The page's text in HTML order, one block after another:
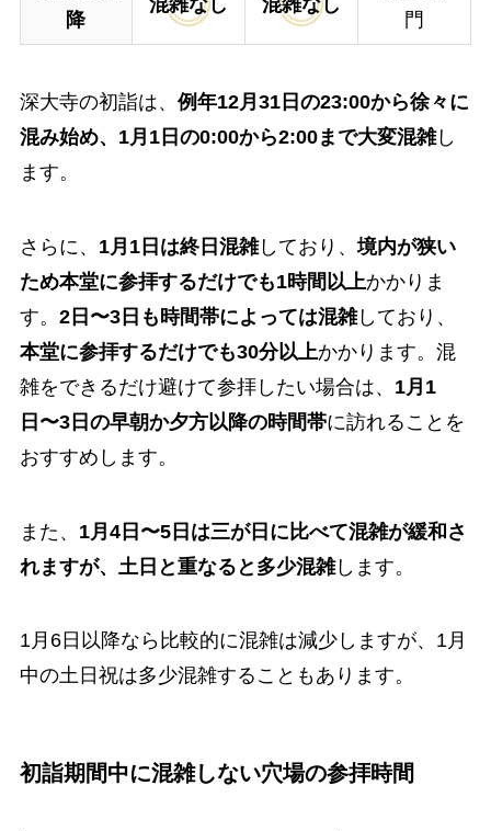
降
混雑なし 混雑なし
門
深大寺の初詣は、 例年12月31日の23:00から徐々に
混み始め、1月1日の0:00から2:00まで大変混雑し
ます。
さらに、 1月1日は終日混雑しており、境内が狭い
ため本堂に参拝するだけでも1時間以上かかりま
す。 2日〜3日も時間帯によっては混雑しており、
本堂に参拝するだけでも30分以上かかります。混
雑をできるだけ避けて参拝したい場合は、 1月1
日〜3日の早朝か夕方以降の時間帯に訪れることを
おすすめします。
また、 1月4日〜5日は三が日に比べて混雑が緩和さ
れますが、土日と重なると多少混雑します。
1月6日以降なら比較的に混雑は減少しますが、1月
中の土日祝は多少混雑することもあります。
初詣期間中に混雑しない穴場の参拝時間